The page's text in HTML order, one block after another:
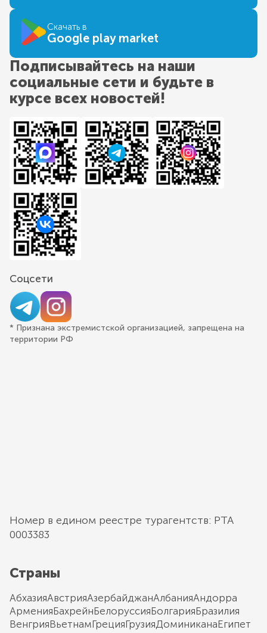
Скачать в
Google play market
Подписывайтесь на наши
социальные сети и будьте в
курсе всех новостей!
Соцсети
* Признана экстремистской организацией, запрещена на
территории РФ
Номер в едином реестре турагентств: РТА
0003383
Страны
АбхазияАвстрияАзербайджанАлбанияАндорра
АрменияБахрейнБелоруссияБолгарияБразилия
ВенгрияВьетнамГрецияГрузияДоминиканаЕгипет